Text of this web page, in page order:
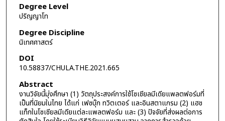
Degree Level
ปริญญาโท
Degree Discipline
นิเทศศาสตร์
DOI
10.58837/CHULA.THE.2021.665
Abstract
งานวิจัยนี้มุ่งศึกษา (1) วัตถุประสงค์การใช้โซเชียลมีเดียแพลตฟอร์มที่
เป็นที่นิยมในไทย ได้แก่ เฟซบุ๊ก ทวิตเตอร์ และอินสตาแกรม (2) แฮช
แท็กในโซเชียลมีเดียแต่ละแพลตฟอร์ม และ (3) ปัจจัยที่ส่งผลต่อการ